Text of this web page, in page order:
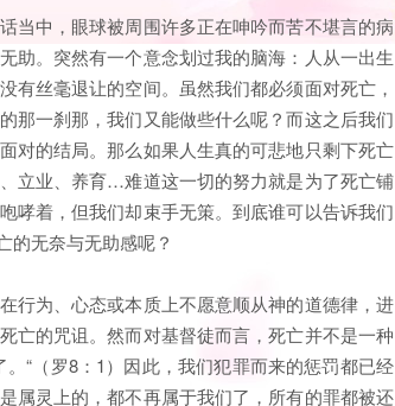
当中，眼球被周围许多正在呻吟而苦不堪言的病
助。突然有一个意念划过我的脑海：人从一出生
丝毫退让的空间。虽然我们都必须面对死亡，
那一刹那，我们又能做些什么呢？而这之后我们
对的结局。那么如果人生真的可悲地只剩下死亡
立业、养育…难道这一切的努力就是为了死亡铺
哮着，但我们却束手无策。到底谁可以告诉我们
的无奈与无助感呢？
行为、心态或本质上不愿意顺从神的道德律，进
亡的咒诅。然而对基督徒而言，死亡并不是一种
“（罗8：1）因此，我们犯罪而来的惩罚都已经
属灵上的，都不再属于我们了，所有的罪都被还